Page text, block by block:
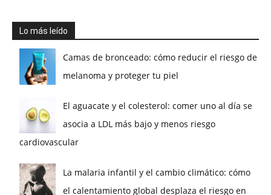
Lo más leído
Camas de bronceado: cómo reducir el riesgo de
melanoma y proteger tu piel
El aguacate y el colesterol: comer uno al día se
asocia a LDL más bajo y menos riesgo
cardiovascular
La malaria infantil y el cambio climático: cómo
el calentamiento global desplaza el riesgo en